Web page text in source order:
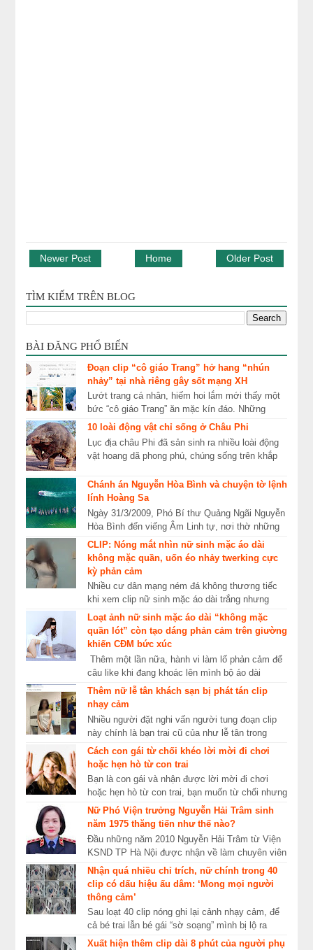
Newer Post Older Post
Home
TÌM KIẾM TRÊN BLOG
BÀI ĐĂNG PHỔ BIẾN
Đoạn clip “cô giáo Trang” hở hang “nhún
nhảy” tại nhà riêng gây sốt mạng XH
Lướt trang cá nhân, hiếm hoi lắm mới thấy một
bức “cô giáo Trang” ăn mặc kín đáo. Những
ngày qua, mạng xã hội xôn xao về cái tên “cô
10 loài động vật chỉ sống ở Châu Phi
Lục địa châu Phi đã sản sinh ra nhiều loài động
vật hoang dã phong phú, chúng sống trên khắp
rừn...
Chánh án Nguyễn Hòa Bình và chuyện tờ lệnh
lính Hoàng Sa
Ngày 31/3/2009, Phó Bí thư Quảng Ngãi Nguyễn
Hòa Bình đến viếng Âm Linh tự, nơi thờ những
anh linh Lý Sơn hy sinh kh...
CLIP: Nóng mắt nhìn nữ sinh mặc áo dài
không mặc quần, uốn éo nhảy twerking cực
kỳ phản cảm
Nhiều cư dân mạng ném đá không thương tiếc
khi xem clip nữ sinh mặc áo dài trắng nhưng
không chịu mặc quần, uốn éo nhảy điệu twerking
vô cù...
Loạt ảnh nữ sinh mặc áo dài “không mặc
quần lót” còn tạo dáng phản cảm trên giường
khiến CĐM bức xúc
Thêm một lần nữa, hành vi làm lố phản cảm để
câu like khi đang khoác lên mình bộ áo dài
truyền thống lại khiến khổ chủ nhận về cái kết ê
ch...
Thêm nữ lễ tân khách sạn bị phát tán clip
nhạy cảm
Nhiều người đặt nghi vấn người tung đoạn clip
này chính là bạn trai cũ của như lễ tân trong
khách sạn. Mới đây, trên mạng xã hội tiếp tục...
Cách con gái từ chối khéo lời mời đi chơi
hoặc hẹn hò từ con trai
Bạn là con gái và nhận được lời mời đi chơi
hoặc hẹn hò từ con trai, bạn muốn từ chối nhưng
không biết phải xử lý như thế nào. Kiến thức
tu...
Nữ Phó Viện trưởng Nguyễn Hải Trâm sinh
năm 1975 thăng tiến như thế nào?
Đầu những năm 2010 Nguyễn Hải Trâm từ Viện
KSND TP Hà Nội được nhận về làm chuyên viên
vụ 1 Ban Nội Chính Trung ương. Hơn một năm
công tác...
Nhận quá nhiều chỉ trích, nữ chính trong 40
clip có dấu hiệu ấu dâm: ‘Mong mọi người
thông cảm’
Sau loạt 40 clip nóng ghi lại cảnh nhạy cảm, để
cả bé trai lẫn bé gái “sờ soạng” mình bị lộ ra
ngoài, nữ chính cho biết đang sống trong hoả...
Xuất hiện thêm clip dài 8 phút của người phụ